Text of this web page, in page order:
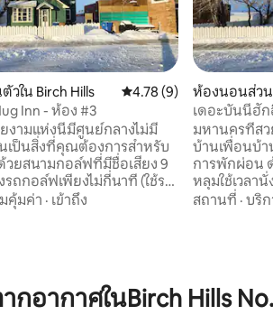
รีวิว
ใน Birch Hills คะแนนเฉลี่ย 4.78 จาก 5,
4.78 (9)
Inn - ห้อง #3
งามแห่งนี้มีศูนย์กลางไม่มี
เป็นสิ่งที่คุณต้องการสำหรับ
ยสนามกอล์ฟที่มีชื่อเสียง 9
รถกอล์ฟเพียงไม่กี่นาที (ใช้รถ
ของเรา) และ Rosy's KG Bar
หรับการออกไปเที่ยวกลางคืน
คุ้มค่า · เข้าถึง
ห้องนอนส่วน
เดอะบันนี่ฮั
มหานครที่ส
บ้านเพื่อนบ้
การพักผ่อน
หลุมใช้เวลา
เช่าวงดนตรีใ
สถานที่ · บริ
ากาศในBirch Hills